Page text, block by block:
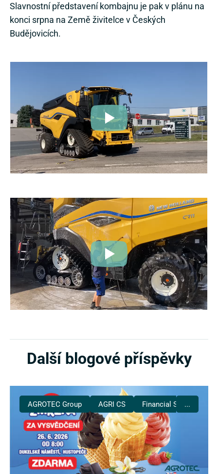
Slavnostní představení kombajnu je pak v plánu na
konci srpna na Země živitelce v Českých
Budějovicích.
Další blogové příspěvky
AGROTEC Group AGRI CS Financial Services
...